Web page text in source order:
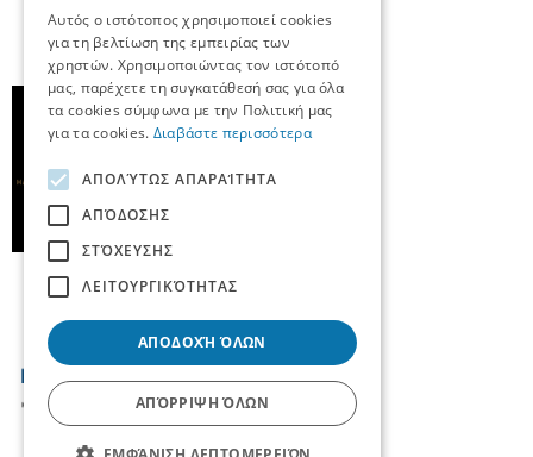
I have read and accept the terms of use
Αυτός ο ιστότοπος χρησιμοποιεί cookies
για τη βελτίωση της εμπειρίας των
χρηστών. Χρησιμοποιώντας τον ιστότοπό
μας, παρέχετε τη συγκατάθεσή σας για όλα
τα cookies σύμφωνα με την Πολιτική μας
για τα cookies. Διαβάστε περισσότερα
ΑΠΟΛΎΤΩΣ ΑΠΑΡΑΊΤΗΤΑ
ΑΠΌΔΟΣΗΣ
ΣΤΌΧΕΥΣΗΣ
ΛΕΙΤΟΥΡΓΙΚΌΤΗΤΑΣ
ΑΠΟΔΟΧΉ ΌΛΩΝ
ΑΠΌΡΡΙΨΗ ΌΛΩΝ